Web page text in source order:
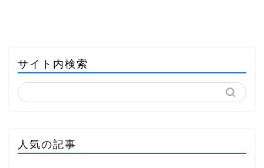
サイト内検索
人気の記事